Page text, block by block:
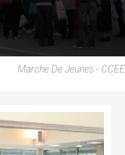
Marche De Jeunes - CCEE